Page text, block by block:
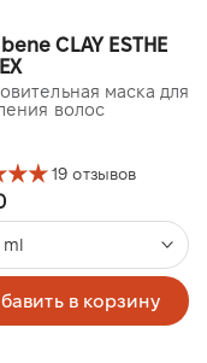
CLAY ESTHE
маска для
волос
19 отзывов
ml
в корзину